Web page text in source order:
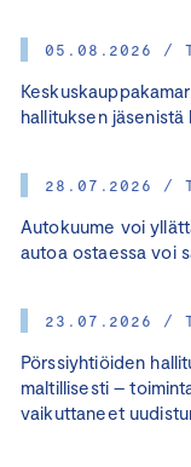
05.08.2026 /
hallituksen
28.07.2026 /
Autokuume voi
autoa ostaessa voi
23.07.2026 /
Pörssiyhtiöiden
maltillisesti –
vaikuttaneet